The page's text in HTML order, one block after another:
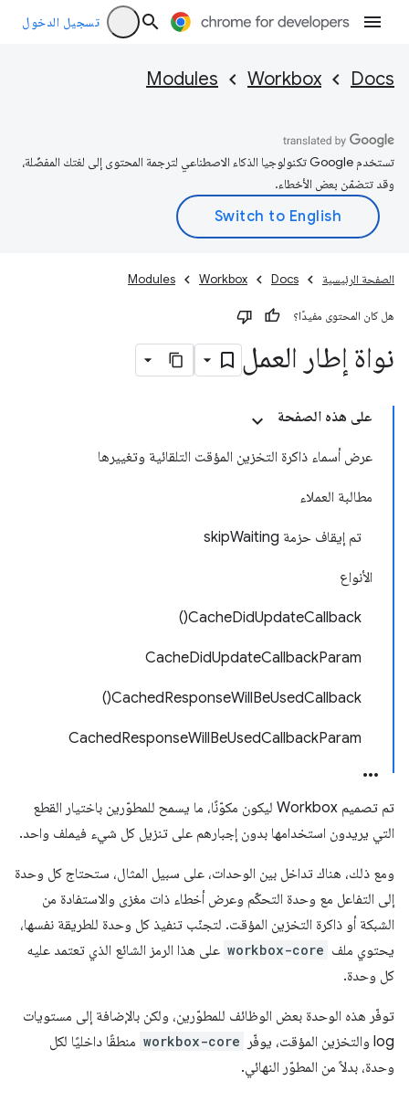
تسجيل الدخول
Docs
Workbox
Modules
تستخدم Google تكنولوجيا الذكاء الاصطناعي لترجمة المحتوى إلى لغتك المفضّلة،
وقد تتضمّن بعض الأخطاء.
الصفحة الرئيسية Docs
Workbox
Modules
هل كان المحتوى مفيدًا؟
نواة إطار العمل
على هذه الصفحة
عرض أسماء ذاكرة التخزين المؤقت التلقائية وتغييرها
مطالبة العملاء
تم إيقاف حزمة skipWaiting
الأنواع
CacheDidUpdateCallback()
CacheDidUpdateCallbackParam
CachedResponseWillBeUsedCallback()
CachedResponseWillBeUsedCallbackParam
تم تصميم Workbox ليكون مكوّنًا، ما يسمح للمطوّرين باختيار القطع
التي يريدون استخدامها بدون إجبارهم على تنزيل كل شيء فيملف واحد.
ومع ذلك، هناك تداخل بين الوحدات، على سبيل المثال، ستحتاج كل وحدة
إلى التفاعل مع وحدة التحكّم وعرض أخطاء ذات مغزى والاستفادة من
الشبكة أو ذاكرة التخزين المؤقت. لتجنّب تنفيذ كل وحدة للطريقة نفسها،
يحتوي ملف workbox-core على هذا الرمز الشائع الذي تعتمد عليه
كل وحدة.
توفّر هذه الوحدة بعض الوظائف للمطوّرين، ولكن بالإضافة إلى مستويات
log والتخزين المؤقت، يوفّر
workbox-core منطقًا داخليًا لكل
وحدة، بدلاً من المطوّر النهائي.